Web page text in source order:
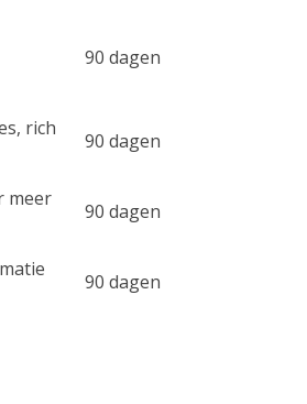
90 dagen
rich
90 dagen
meer
90 dagen
90 dagen